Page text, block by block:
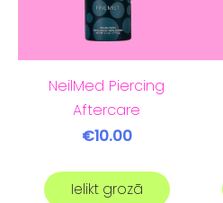
NeilMed Piercing
Aftercare
€10.00
Ielikt grozā